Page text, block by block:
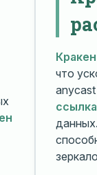
что
ссылка
данных.